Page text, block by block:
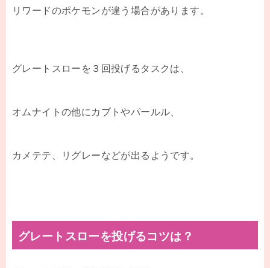
リワードのポケモンが違う場合があります。
グレートスローを３回投げるタスクは、
オムナイトの他にカブトやパールル、
カメテテ、リグレーなどが出るようです。
グレートスローを投げるコツは？